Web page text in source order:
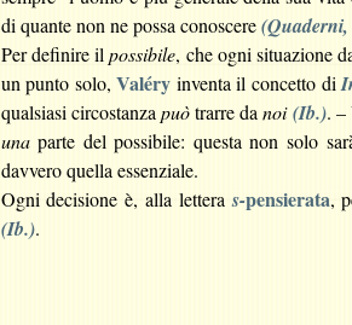
di quante non ne possa conoscere
Per definire ilpossibile, che ogni situazione
un punto solo,Valéry inventa il concetto di
qualsiasi circostanza puòtrarre danoi (Ib.). –
unaparte del possibile: questa non solo
davvero quella essenziale.
Ogni decisione è, alla lettera s-pensierata,
(Ib.).